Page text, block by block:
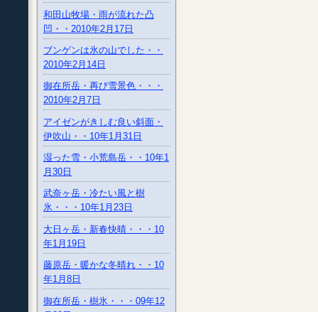
和田山牧場・雨が流れた凸
凹・・2010年2月17日
ブンゲンは氷の山でした・・
2010年2月14日
御在所岳・再び雪景色・・・
2010年2月7日
アイゼンがきしむ良い斜面・
伊吹山・・10年1月31日
湿った雪・小荒島岳・・10年1
月30日
武奈ヶ岳・冷たい風と樹
氷・・・10年1月23日
大日ヶ岳・新春快晴・・・10
年1月19日
藤原岳・暖かな冬晴れ・・10
年1月8日
御在所岳・樹氷・・・09年12